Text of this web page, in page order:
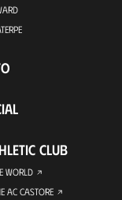
CLUB
WORLD
AC CASTORE